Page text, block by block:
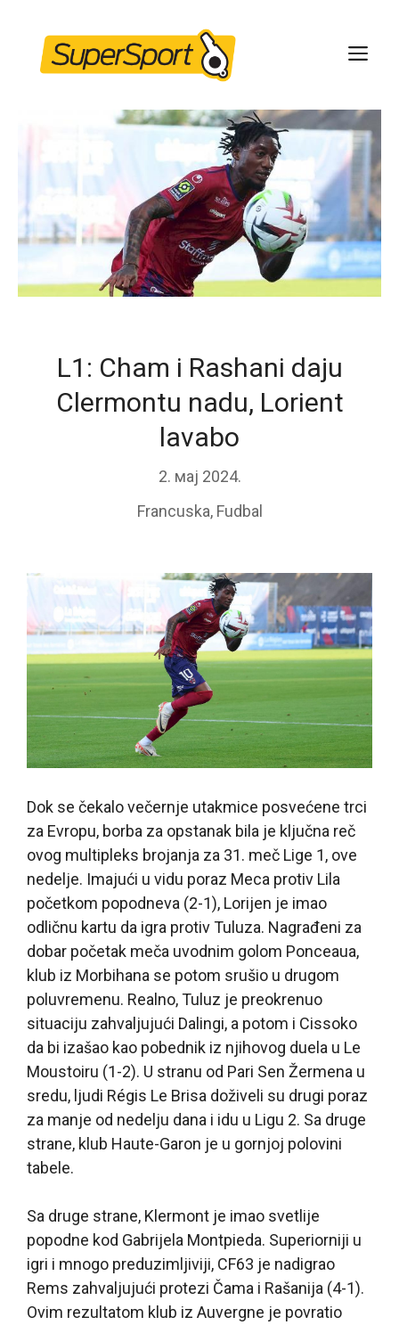
content
L1: Cham i Rashani daju
Clermontu nadu, Lorient
lavabo
2. мај 2024.
Francuska, Fudbal
Dok se čekalo večernje utakmice posvećene trci
za Evropu, borba za opstanak bila je ključna reč
ovog multipleks brojanja za 31. meč Lige 1, ove
nedelje. Imajući u vidu poraz Meca protiv Lila
početkom popodneva (2-1), Lorijen je imao
odličnu kartu da igra protiv Tuluza. Nagrađeni za
dobar početak meča uvodnim golom Ponceaua,
klub iz Morbihana se potom srušio u drugom
poluvremenu. Realno, Tuluz je preokrenuo
situaciju zahvaljujući Dalingi, a potom i Cissoko
da bi izašao kao pobednik iz njihovog duela u Le
Moustoiru (1-2). U stranu od Pari Sen Žermena u
sredu, ljudi Régis Le Brisa doživeli su drugi poraz
za manje od nedelju dana i idu u Ligu 2. Sa druge
strane, klub Haute-Garon je u gornjoj polovini
tabele.
Sa druge strane, Klermont je imao svetlije
popodne kod Gabrijela Montpieda. Superiorniji u
igri i mnogo preduzimljiviji, CF63 je nadigrao
Rems zahvaljujući protezi Čama i Rašanija (4-1).
Ovim rezultatom klub iz Auvergne je povratio